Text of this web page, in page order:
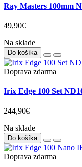
Ray Masters 100mm
49,90€
Na sklade
Do košíka
Doprava zdarma
Irix Edge 100 Set
244,90€
Na sklade
Do košíka
Doprava zdarma